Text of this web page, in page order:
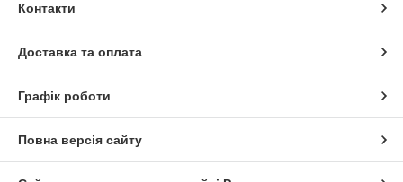
Контакти
Доставка та оплата
Графік роботи
Повна версія сайту